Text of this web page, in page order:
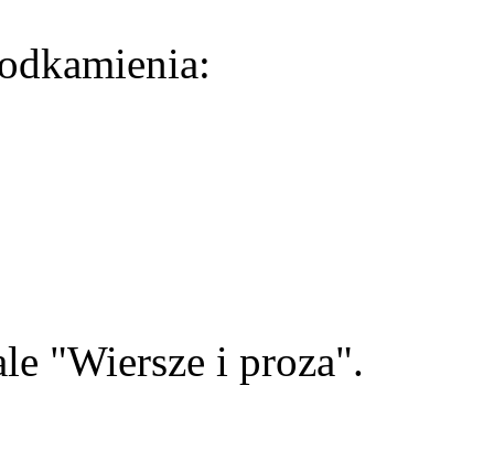
"Wiersze i proza".